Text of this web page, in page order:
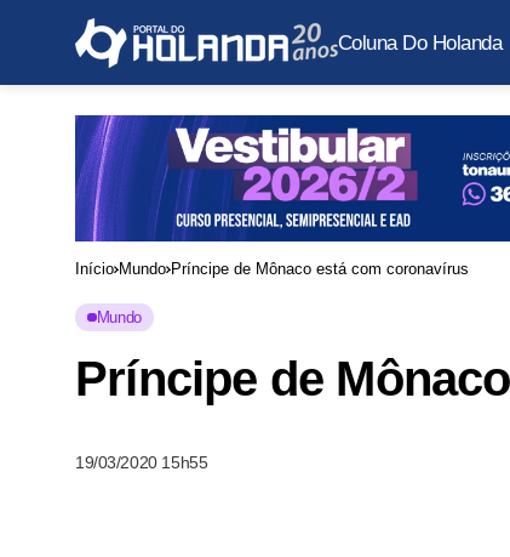
Coluna Do Holanda
Início Mundo Príncipe de Mônaco está com coronavírus
Mundo
Príncipe de
19/03/2020 15h55